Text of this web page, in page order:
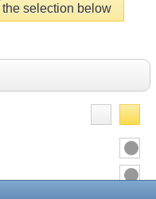
selection below.